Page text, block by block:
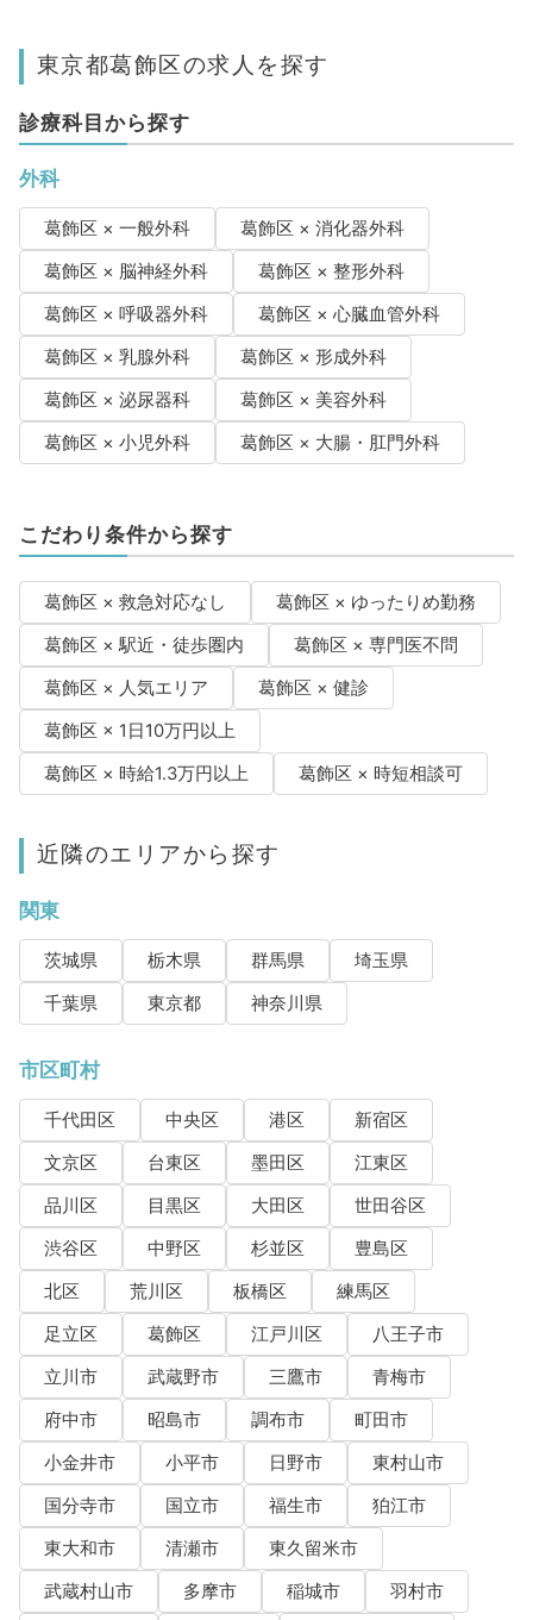
東京都葛飾区の求人を探す
診療科目から探す
外科
葛飾区 × 一般外科
葛飾区 × 消化器外科
葛飾区 × 脳神経外科
葛飾区 × 整形外科
葛飾区 × 呼吸器外科
葛飾区 × 心臓血管外科
葛飾区 × 乳腺外科
葛飾区 × 形成外科
葛飾区 × 泌尿器科
葛飾区 × 美容外科
葛飾区 × 小児外科
葛飾区 × 大腸・肛門外科
こだわり条件から探す
葛飾区 × 救急対応なし
葛飾区 × ゆったりめ勤務
葛飾区 × 駅近・徒歩圏内
葛飾区 × 専門医不問
葛飾区 × 人気エリア
葛飾区 × 健診
葛飾区 × 1日10万円以上
葛飾区 × 時給1.3万円以上
葛飾区 × 時短相談可
近隣のエリアから探す
関東
茨城県 栃木県 群馬県
埼玉県
千葉県
東京都 神奈川県
市区町村
千代田区 中央区 港区
新宿区
文京区
台東区 墨田区
江東区
品川区
目黒区 大田区
世田谷区
渋谷区
中野区 杉並区
豊島区
北区
荒川区 板橋区
練馬区
足立区
葛飾区 江戸川区
八王子市
立川市
武蔵野市 三鷹市
青梅市
府中市
昭島市 調布市
町田市
小金井市
小平市 日野市
東村山市
国分寺市
国立市 福生市
狛江市
東大和市
清瀬市
東久留米市
武蔵村山市
多摩市 稲城市
羽村市